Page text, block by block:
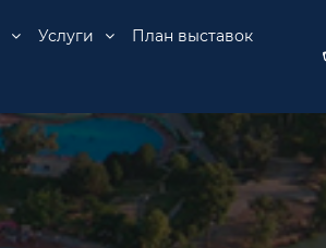
Услуги План выставок